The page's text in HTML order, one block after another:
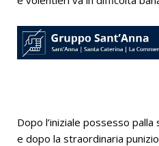
Dopo l’iniziale possesso
e dopo la straordinaria